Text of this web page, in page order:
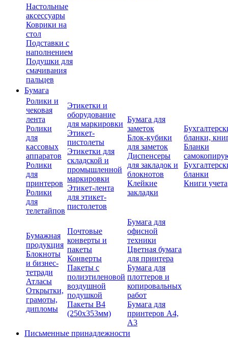
Настольные
аксессуары
Коврики на
стол
Подставки с
наполнением
Подушки для
смачивания
пальцев
Бумага
Ролики и
чековая
лента
Ролики
для
кассовых
аппаратов
Ролики
для
принтеров
Ролики
для
телетайпов
Этикетки и
оборудование
для маркировки
Этикет-
пистолеты
Этикетки для
складской и
промышленной
маркировки
Этикет-лента
для этикет-
пистолетов
Бумага для
заметок
Блок-кубики
для заметок
Диспенсеры
для закладок и
блокнотов
Клейкие
закладки
бланки,
Бланки
бланки
Книги учета
Бумажная
продукция
Блокноты
и бизнес-
тетради
Атласы
Открытки,
грамоты,
дипломы
Почтовые
конверты и
пакеты
Конверты
Пакеты с
полиэтиленовой
воздушной
подушкой
Пакеты В4
(250х353мм)
Бумага для
офисной
техники
Цветная бумага
для принтера
Бумага для
плоттеров и
копировальных
работ
Бумага для
принтеров А4,
А3
Письменные принадлежности